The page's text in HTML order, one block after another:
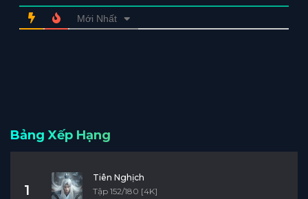
Mới Nhất
Bảng Xếp Hạng
1
Tiên Nghịch
Tập 152/180 [4K]